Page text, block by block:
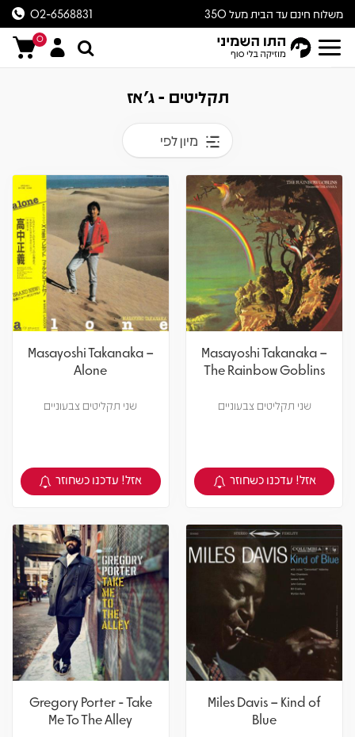
משלוח חינם עד הבית מעל 350
ש״ח
02-6568831
0
תקליטים - ג'אז
מיון לפי
Masayoshi Takanaka –
The Rainbow Goblins
שני תקליטים צבעוניים
צפיה במוצר
אזל! עדכנו כשחוזר
Masayoshi Takanaka –
Alone
שני תקליטים צבעוניים
צפיה במוצר
אזל! עדכנו כשחוזר
Miles Davis – Kind of
Blue
Gregory Porter - Take
Me To The Alley